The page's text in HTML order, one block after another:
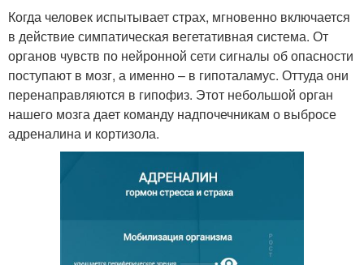
Когда человек испытывает страх, мгновенно включается
в действие симпатическая вегетативная система. От
органов чувств по нейронной сети сигналы об опасности
поступают в мозг, а именно – в гипоталамус. Оттуда они
перенаправляются в гипофиз. Этот небольшой орган
нашего мозга дает команду надпочечникам о выбросе
адреналина и кортизола.